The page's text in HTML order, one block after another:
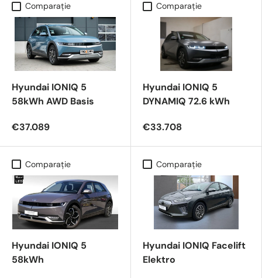
Comparaţie
Hyundai IONIQ 5
58kWh AWD Basis
€37.089
Comparaţie
Hyundai IONIQ 5
DYNAMIQ 72.6 kWh
€33.708
Comparaţie
Hyundai IONIQ 5
58kWh
Comparaţie
Hyundai IONIQ Facelift
Elektro